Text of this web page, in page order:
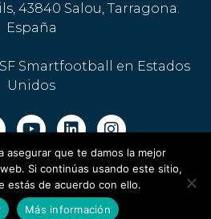
43840 Salou, Tarragona.
España
Smartfootball en Estados
Unidos
cookies·Política de privacidad
asegurar que te damos la mejor
Si continúas usando este sitio,
estás de acuerdo con ello.
Más información